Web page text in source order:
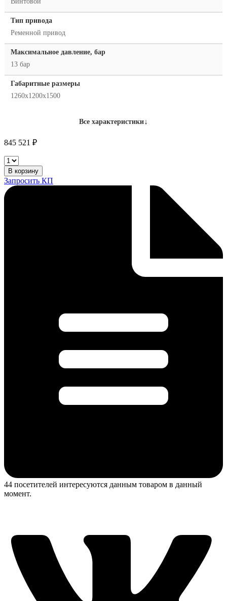
Тип привода
Ременной привод
Максимальное давление, бар
13 бар
Габаритные размеры
1260х1200х1500
Все характеристики↓
845 521 ₽
Винтовой
компрессор
Remeza
ВК40-
13Д
В корзину
Запросить КП
44 посетителей интересуются данным товаром в данный
момент.